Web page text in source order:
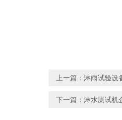
上一篇： 淋雨试验设
下一篇： 淋水测试机